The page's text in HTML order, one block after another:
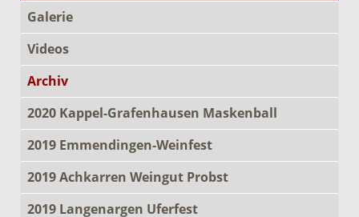
Galerie
Videos
Archiv
2020 Kappel-Grafenhausen Maskenball
2019 Emmendingen-Weinfest
2019 Achkarren Weingut Probst
2019 Langenargen Uferfest